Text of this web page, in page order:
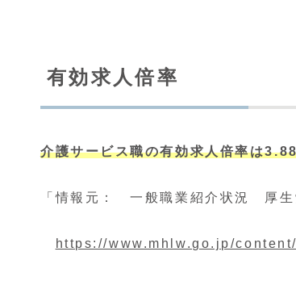
有効求人倍率
介護サービス職の有効求人倍率は
「情報元： 一般職業紹介状況 厚生
https://www.mhlw.go.jp/